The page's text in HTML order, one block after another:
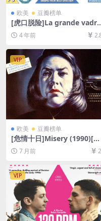
欧美 豆瓣榜单
[虎口脱险]La grande
ille (1966)蓝光修复版[百度
盘+迅雷云盘资源1080P超清
未删减][MP4/7.9GB][中英字
幕]
4 年前
VIP
欧美 豆瓣榜单
[危情十日]Misery (1990)[百
度网盘+夸克网盘1080P超清
未删减资源][网盘在线播放/
7 月前
VIP